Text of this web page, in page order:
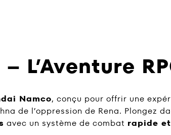
L’Aventure
Namco, conçu pour offrir une
de l’oppression de Rena. Plongez
avec un système de combat rapide